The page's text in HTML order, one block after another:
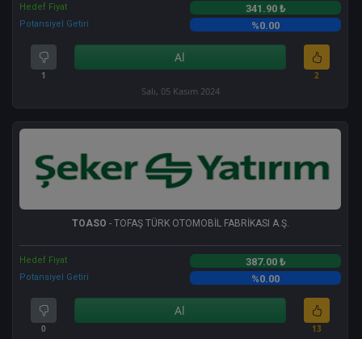
Hedef Fiyat 341.90 ₺
Potansiyel Getiri %0.00
1
Al
2
Salı, 05 Kasım 2024
TOASO - TOFAŞ TÜRK OTOMOBİL FABRİKASI A.Ş.
Hedef Fiyat 387.00 ₺
Potansiyel Getiri %0.00
0
Al
13